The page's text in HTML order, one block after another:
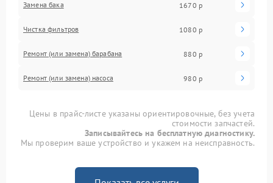
Замена бака 1670 р
Чистка фильтров 1080 р
Ремонт (или замена) барабана 880 р
Ремонт (или замена) насоса 980 р
Цены в прайс-листе указаны ориентировочные, без учета
стоимости запчастей.
Записывайтесь на бесплатную диагностику.
Мы проверим ваше устройство и укажем на неисправность.